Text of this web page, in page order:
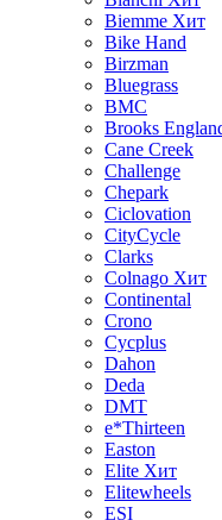
Biemme Хит
Bike Hand
Birzman
Bluegrass
BMC
Brooks
Cane Creek
Challenge
Chepark
Ciclovation
CityCycle
Clarks
Colnago Хит
Continental
Crono
Cycplus
Dahon
Deda
DMT
e*Thirteen
Easton
Elite Хит
Elitewheels
ESI